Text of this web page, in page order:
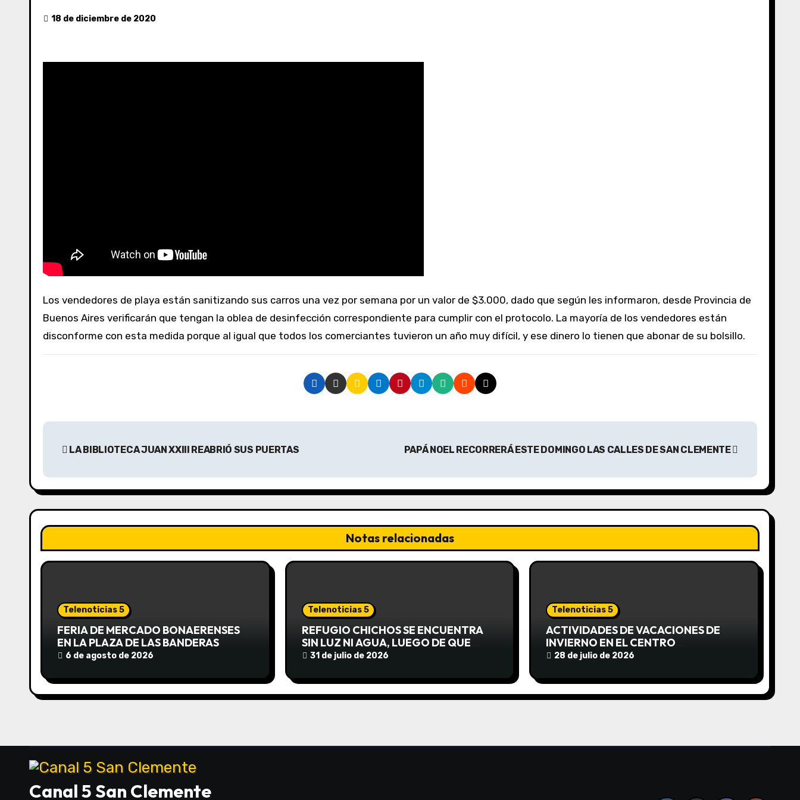
18 de diciembre de 2020
Los vendedores de playa están sanitizando sus carros una vez por semana por un valor de $3.000, dado que según les informaron, desde Provincia de
Buenos Aires verificarán que tengan la oblea de desinfección correspondiente para cumplir con el protocolo. La mayoría de los vendedores están
disconforme con esta medida porque al igual que todos los comerciantes tuvieron un año muy difícil, y ese dinero lo tienen que abonar de su bolsillo.
N
v
e
g
a
d
e
n
t
LA BIBLIOTECA JUAN XXIII REABRIÓ SUS PUERTAS PAPÁ NOEL RECORRERÁ ESTE DOMINGO LAS CALLES DE SAN CLEMENTE
Notas relacionadas
Telenoticias 5
FERIA DE MERCADO BONAERENSES
EN LA PLAZA DE LAS BANDERAS
6 de agosto de 2026
Telenoticias 5
REFUGIO CHICHOS SE ENCUENTRA
SIN LUZ NI AGUA, LUEGO DE QUE
EDEA CORTARA EL SUMINISTRO SIN
31 de julio de 2026
Telenoticias 5
ACTIVIDADES DE VACACIONES DE
INVIERNO EN EL CENTRO
COMUNITARIO EL TALA
28 de julio de 2026
Canal 5 San Clemente